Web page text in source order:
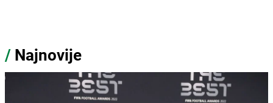
/ Najnovije